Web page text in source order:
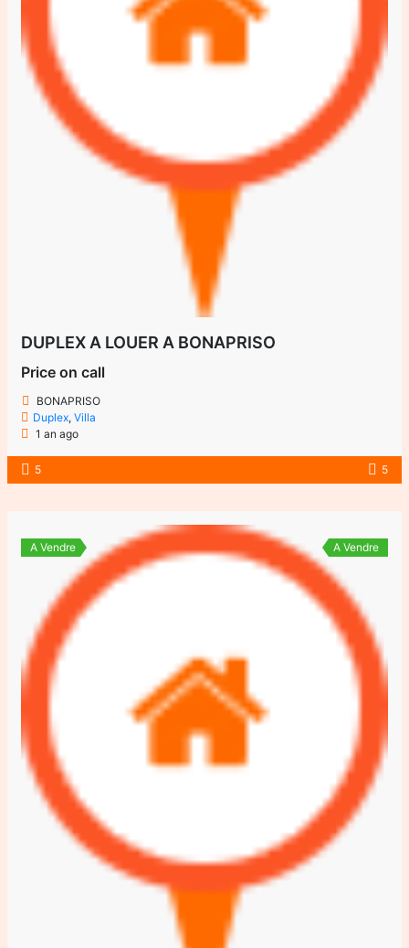
DUPLEX A LOUER A BONAPRISO
Price on call
BONAPRISO
Duplex,Villa
1 an ago
5 5
A Vendre A Vendre